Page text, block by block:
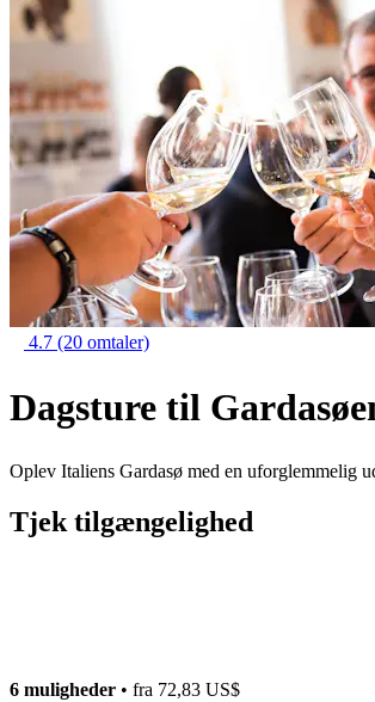
4.7 (20 omtaler)
Dagsture til
Oplev Italiens Gardasø med en uforglemmelig
Tjek tilgængelighed
6 muligheder • fra 72,83 US$